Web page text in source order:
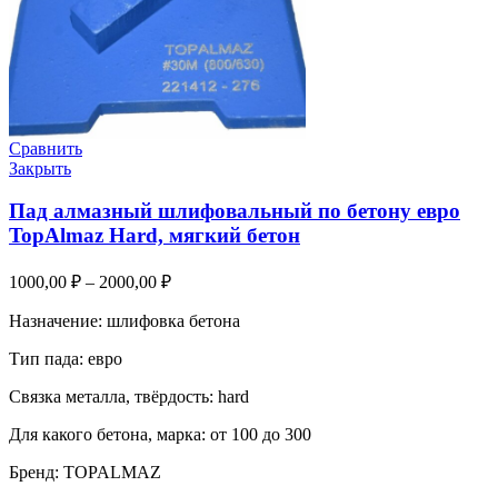
Сравнить
Закрыть
Пад алмазный шлифовальный по бетону евро
TopAlmaz Hard, мягкий бетон
1000,00 ₽ – 2000,00 ₽
Назначение: шлифовка бетона
Тип пада: евро
Связка металла, твёрдость: hard
Для какого бетона, марка: от 100 до 300
Бренд: TOPALMAZ